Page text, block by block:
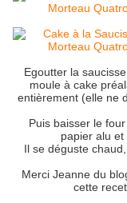
Egoutter la
moule à cake
entièrement (elle ne
Puis baisser le
papier alu et
Il se déguste
Merci Jeanne du
cette